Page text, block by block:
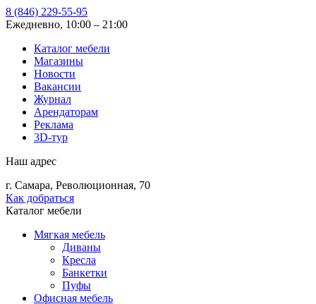
8 (846) 229-55-95
Ежедневно, 10:00 – 21:00
Каталог мебели
Магазины
Новости
Вакансии
Журнал
Арендаторам
Реклама
3D-тур
Наш адрес
г. Самара, Революционная, 70
Как добраться
Каталог мебели
Мягкая мебель
Диваны
Кресла
Банкетки
Пуфы
Офисная мебель